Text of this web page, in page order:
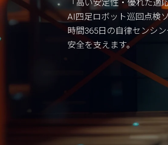
「高い安定性・優れた
AI四足ロボット巡回点検
時間365日の自律センシ
安全を支えます。